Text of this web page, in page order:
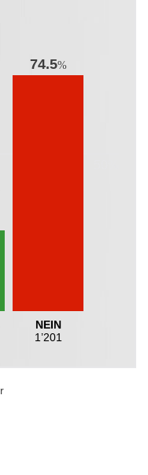
74.5%
NEIN
1’201